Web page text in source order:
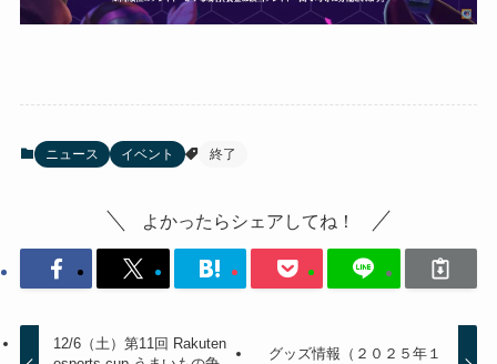
ニュース イベント 終了
よかったらシェアしてね！
12/6（土）第11回 Rakuten
グッズ情報（２０２５年１